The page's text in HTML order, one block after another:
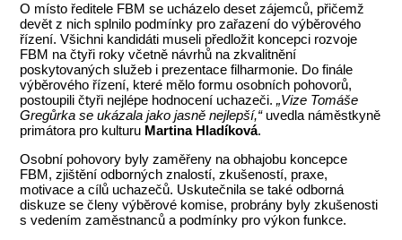
O místo ředitele FBM se ucházelo deset zájemců, přičemž
devět z nich splnilo podmínky pro zařazení do výběrového
řízení. Všichni kandidáti museli předložit koncepci rozvoje
FBM na čtyři roky včetně návrhů na zkvalitnění
poskytovaných služeb i prezentace filharmonie. Do finále
výběrového řízení, které mělo formu osobních pohovorů,
postoupili čtyři nejlépe hodnocení uchazeči.„Vize Tomáše
Gregůrka se ukázala jako jasně nejlepší,“uvedla náměstkyně
primátora pro kulturu Martina Hladíková.
Osobní pohovory byly zaměřeny na obhajobu koncepce
FBM, zjištění odborných znalostí, zkušeností, praxe,
motivace a cílů uchazečů. Uskutečnila se také odborná
diskuze se členy výběrové komise, probrány byly zkušenosti
s vedením zaměstnanců a podmínky pro výkon funkce.